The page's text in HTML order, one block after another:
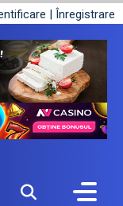
| Înregistrare